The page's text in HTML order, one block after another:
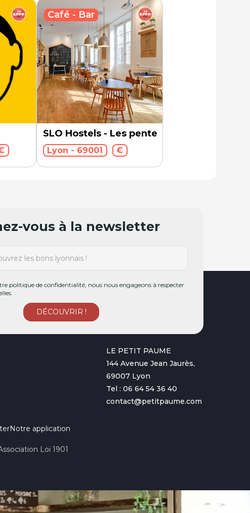
SLO Hostels - Les pentes
Lyon - 69001 €
Café - Bar
vous à la newsletter
politique de confidentialité, nous nous engageons à respecter
Notre application
LE PETIT PAUME
144 Avenue Jean Jaurès,
69007 Lyon
Tel : 06 64 54 36 40
contact@petitpaume.com
Loi 1901